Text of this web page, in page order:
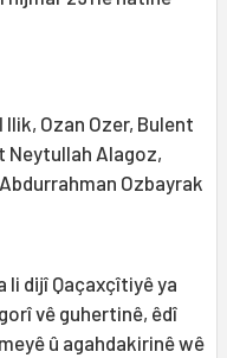
Ozan Ozer, Bulent
Neytullah Alagoz,
Ozbayrak
li dijî Qaçaxçîtiyê ya
vê guhertinê, êdî
û agahdakirinê wê